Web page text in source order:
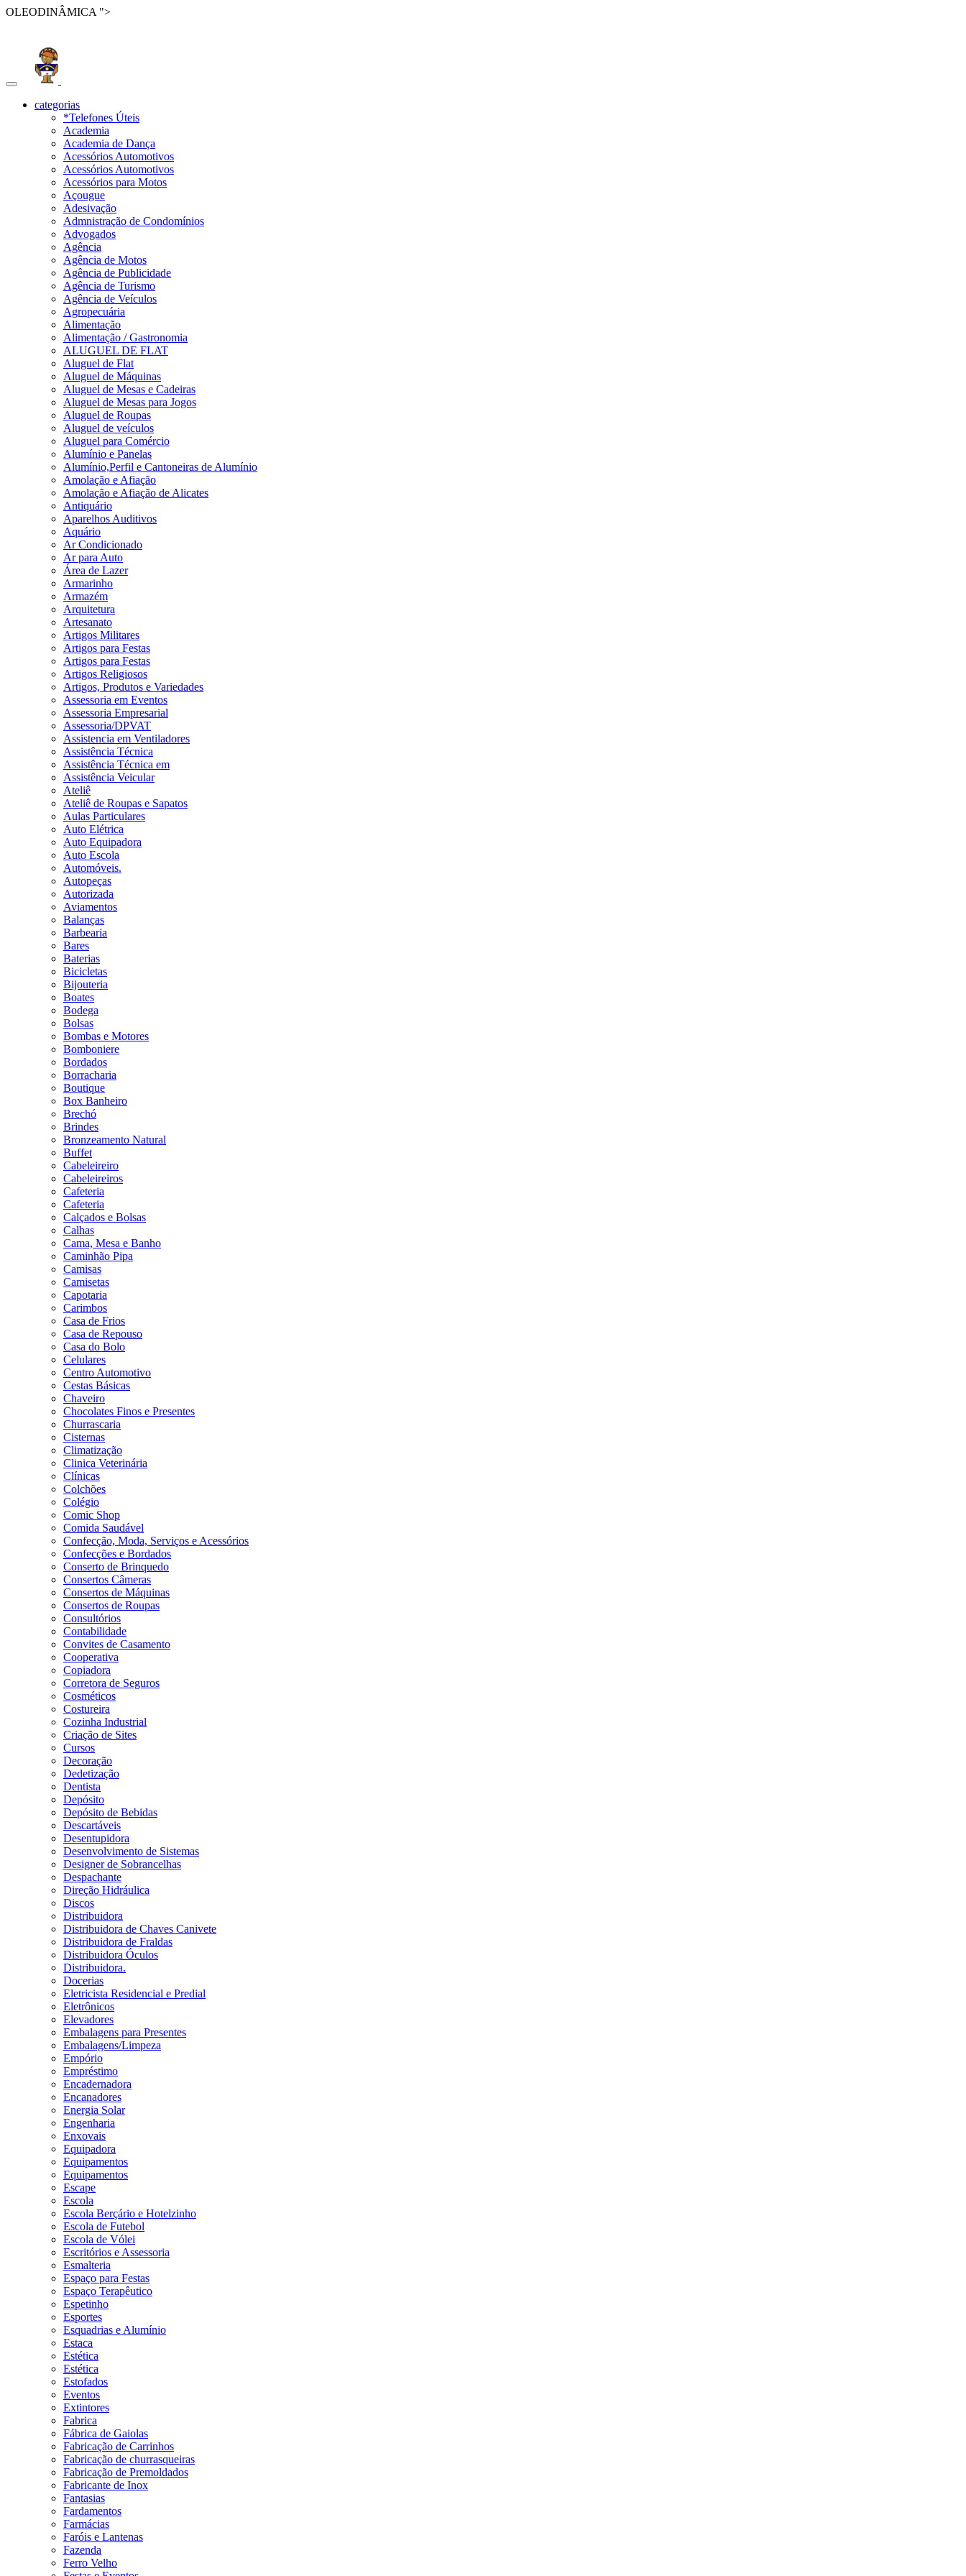
OLEODINÂMICA ">
Toggle
navigationcategorias
*Telefones Úteis
Academia
Academia de Dança
Acessórios Automotivos
Acessórios Automotivos
Acessórios para Motos
Açougue
Adesivação
Admnistração de Condomínios
Advogados
Agência
Agência de Motos
Agência de Publicidade
Agência de Turismo
Agência de Veículos
Agropecuária
Alimentação
Alimentação / Gastronomia
ALUGUEL DE FLAT
Aluguel de Flat
Aluguel de Máquinas
Aluguel de Mesas e Cadeiras
Aluguel de Mesas para Jogos
Aluguel de Roupas
Aluguel de veículos
Aluguel para Comércio
Alumínio e Panelas
Alumínio,Perfil e Cantoneiras de Alumínio
Amolação e Afiação
Amolação e Afiação de Alicates
Antiquário
Aparelhos Auditivos
Aquário
Ar Condicionado
Ar para Auto
Área de Lazer
Armarinho
Armazém
Arquitetura
Artesanato
Artigos Militares
Artigos para Festas
Artigos para Festas
Artigos Religiosos
Artigos, Produtos e Variedades
Assessoria em Eventos
Assessoria Empresarial
Assessoria/DPVAT
Assistencia em Ventiladores
Assistência Técnica
Assistência Técnica em
Assistência Veicular
Ateliê
Ateliê de Roupas e Sapatos
Aulas Particulares
Auto Elétrica
Auto Equipadora
Auto Escola
Automóveis.
Autopeças
Autorizada
Aviamentos
Balanças
Barbearia
Bares
Baterias
Bicicletas
Bijouteria
Boates
Bodega
Bolsas
Bombas e Motores
Bomboniere
Bordados
Borracharia
Boutique
Box Banheiro
Brechó
Brindes
Bronzeamento Natural
Buffet
Cabeleireiro
Cabeleireiros
Cafeteria
Cafeteria
Calçados e Bolsas
Calhas
Cama, Mesa e Banho
Caminhão Pipa
Camisas
Camisetas
Capotaria
Carimbos
Casa de Frios
Casa de Repouso
Casa do Bolo
Celulares
Centro Automotivo
Cestas Básicas
Chaveiro
Chocolates Finos e Presentes
Churrascaria
Cisternas
Climatização
Clinica Veterinária
Clínicas
Colchões
Colégio
Comic Shop
Comida Saudável
Confecção, Moda, Serviços e Acessórios
Confecções e Bordados
Conserto de Brinquedo
Consertos Câmeras
Consertos de Máquinas
Consertos de Roupas
Consultórios
Contabilidade
Convites de Casamento
Cooperativa
Copiadora
Corretora de Seguros
Cosméticos
Costureira
Cozinha Industrial
Criação de Sites
Cursos
Decoração
Dedetização
Dentista
Depósito
Depósito de Bebidas
Descartáveis
Desentupidora
Desenvolvimento de Sistemas
Designer de Sobrancelhas
Despachante
Direção Hidráulica
Discos
Distribuidora
Distribuidora de Chaves Canivete
Distribuidora de Fraldas
Distribuidora Óculos
Distribuidora.
Docerias
Eletricista Residencial e Predial
Eletrônicos
Elevadores
Embalagens para Presentes
Embalagens/Limpeza
Empório
Empréstimo
Encadernadora
Encanadores
Energia Solar
Engenharia
Enxovais
Equipadora
Equipamentos
Equipamentos
Escape
Escola
Escola Berçário e Hotelzinho
Escola de Futebol
Escola de Vólei
Escritórios e Assessoria
Esmalteria
Espaço para Festas
Espaço Terapêutico
Espetinho
Esportes
Esquadrias e Alumínio
Estaca
Estética
Estética
Estofados
Eventos
Extintores
Fabrica
Fábrica de Gaiolas
Fabricação de Carrinhos
Fabricação de churrasqueiras
Fabricação de Premoldados
Fabricante de Inox
Fantasias
Fardamentos
Farmácias
Faróis e Lantenas
Fazenda
Ferro Velho